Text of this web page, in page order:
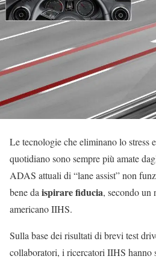
Le tecnologie che eliminano lo stress
quotidiano sono sempre più amate
ADAS attuali di “lane assist” non
bene daispirare fiducia, secondo un
americano IIHS.
Sulla base dei risultati di brevi test
collaboratori, i ricercatori IIHS hanno